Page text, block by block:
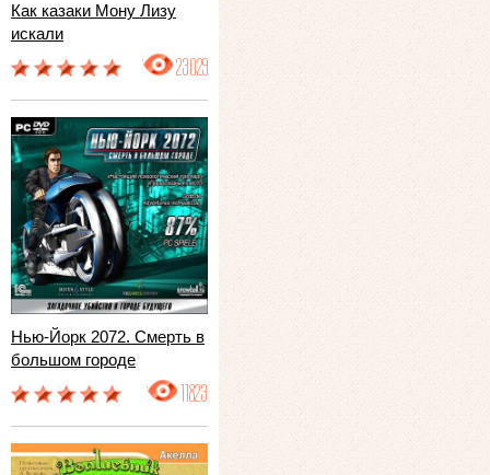
Как казаки Мону Лизу
искали
23029
Нью-Йорк 2072. Смерть в
большом городе
11823